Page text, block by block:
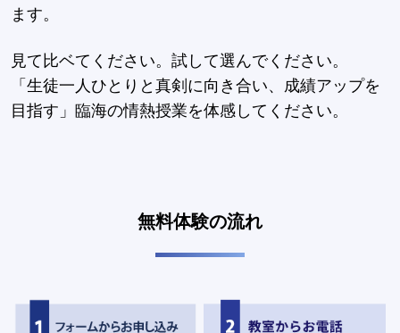
ます。
見て比ベてください。試して選んでください。
「生徒一人ひとりと真剣に向き合い、成績アップを
目指す」臨海の情熱授業を体感してください。
無料体験の流れ